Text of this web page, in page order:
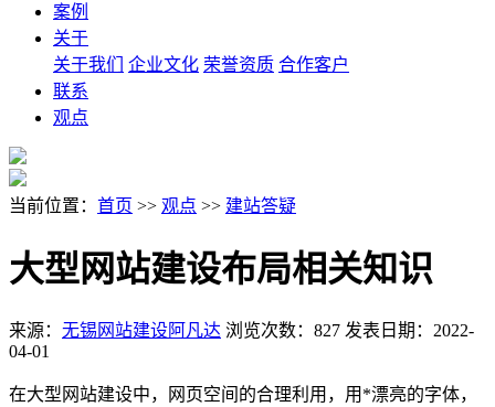
案例
关于
关于我们
企业文化 荣誉资质 合作客户
联系
观点
当前位置： 首页 >> 观点 >> 建站答疑
大型网站建设布局相关知识
来源： 无锡网站建设阿凡达 浏览次数：827 发表日期：2022-
04-01
在大型网站建设中，网页空间的合理利用，用*漂亮的字体，